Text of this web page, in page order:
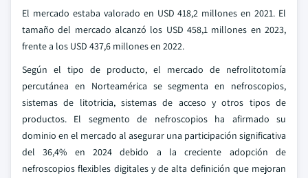
El mercado estaba valorado en USD 418,2 millones en 2021. El
tamaño del mercado alcanzó los USD 458,1 millones en 2023,
frente a los USD 437,6 millones en 2022.
Según el tipo de producto, el mercado de nefrolitotomía
percutánea en Norteamérica se segmenta en nefroscopios,
sistemas de litotricia, sistemas de acceso y otros tipos de
productos. El segmento de nefroscopios ha afirmado su
dominio en el mercado al asegurar una participación significativa
del 36,4% en 2024 debido a la creciente adopción de
nefroscopios flexibles digitales y de alta definición que mejoran